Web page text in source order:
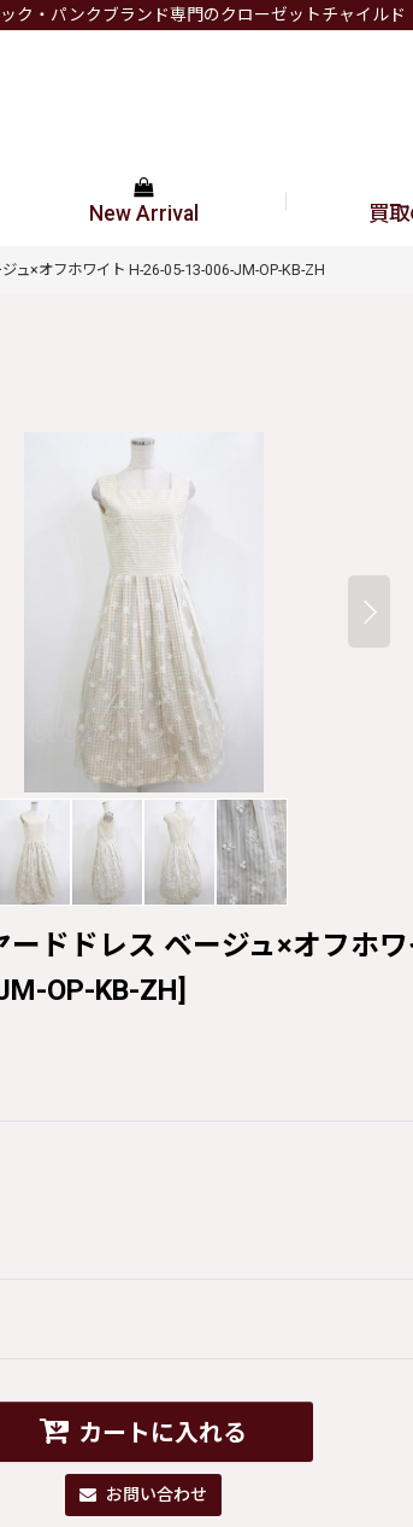
ク・パンクブランド専門のクローゼットチャイルド
New Arrival 買
ュ×オフホワイト H-26-05-13-006-JM-OP-KB-ZH
ドドレス ベージュ×オフホ
OP-KB-ZH]
カートに入れる
お問い合わせ